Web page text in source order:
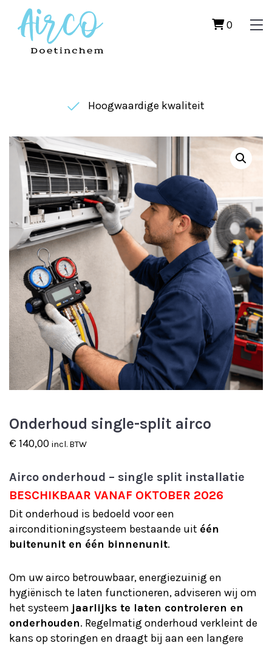
0
Hoogwaardige kwaliteit
Onderhoud single-split airco
€ 140,00 incl. BTW
Airco onderhoud – single split installatie
BESCHIKBAAR VANAF OKTOBER 2026
Dit onderhoud is bedoeld voor een
airconditioningsysteem bestaande uit één
buitenunit en één binnenunit.
Om uw airco betrouwbaar, energiezuinig en
hygiënisch te laten functioneren, adviseren wij om
het systeem jaarlijks te laten controleren en
onderhouden. Regelmatig onderhoud verkleint de
kans op storingen en draagt bij aan een langere